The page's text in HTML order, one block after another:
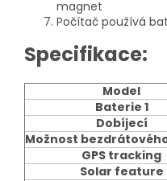
magnet
Počítač používá
Specifikace:
Model
Baterie 1
Dobíjecí
Možnost
GPS tracking
Solar feature